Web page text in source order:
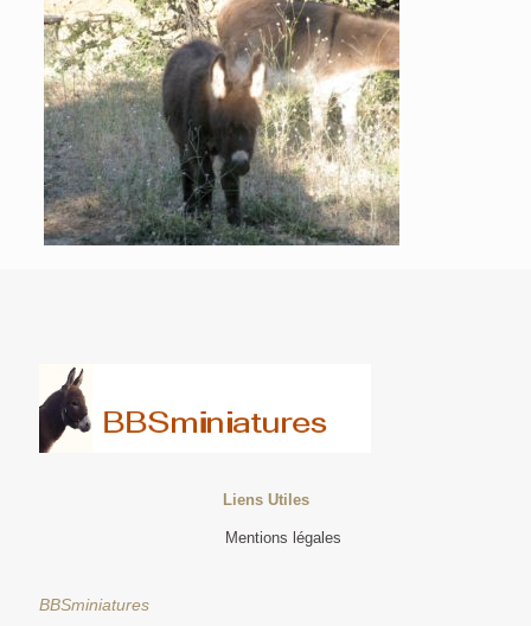
Liens Utiles
Mentions légales
BBSminiatures